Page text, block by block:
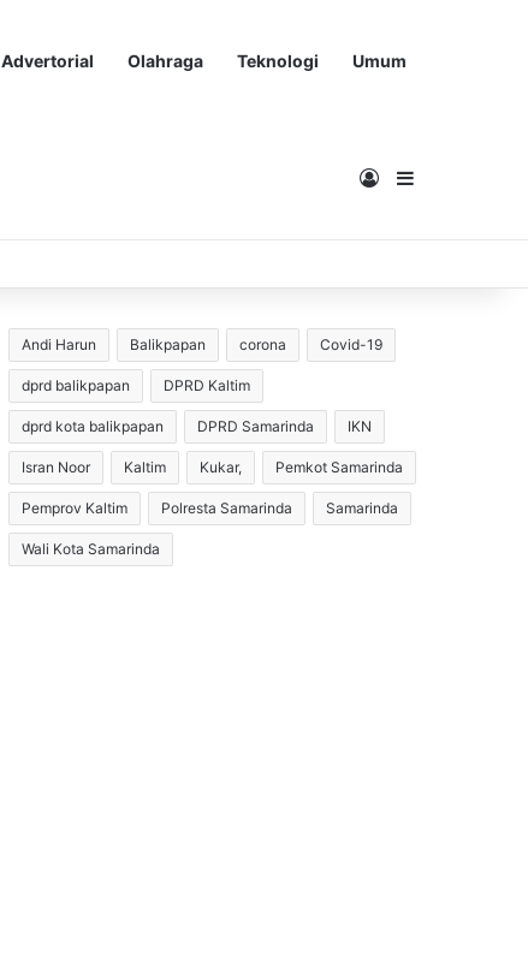
Advertorial Olahraga Teknologi Umum
MasukSidebar
Andi Harun Balikpapan corona Covid-19
dprd balikpapan DPRD Kaltim
dprd kota balikpapan DPRD Samarinda IKN
Isran Noor Kaltim Kukar, Pemkot Samarinda
Pemprov Kaltim Polresta Samarinda Samarinda
Wali Kota Samarinda